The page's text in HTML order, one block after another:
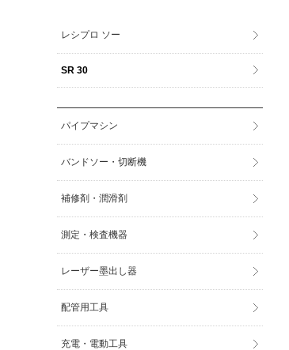
レシプロ ソー
SR 30
パイプマシン
バンドソー・切断機
補修剤・潤滑剤
測定・検査機器
レーザー墨出し器
配管用工具
充電・電動工具